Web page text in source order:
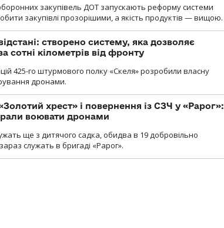
закупівель ДОТ запускають реформу системи
закупівлі прозорішими, а якість продуктів — вищою.
створено систему, яка дозволяє
сотні кілометрів від фронту
425-го штурмового полку «Скеля» розробили власну
дронами.
хрест» і повернення із СЗЧ у «Рарог»:
воювати дронами
ще з дитячого садка, обидва в 19 добровільно
служать в бригаді «Рарог».